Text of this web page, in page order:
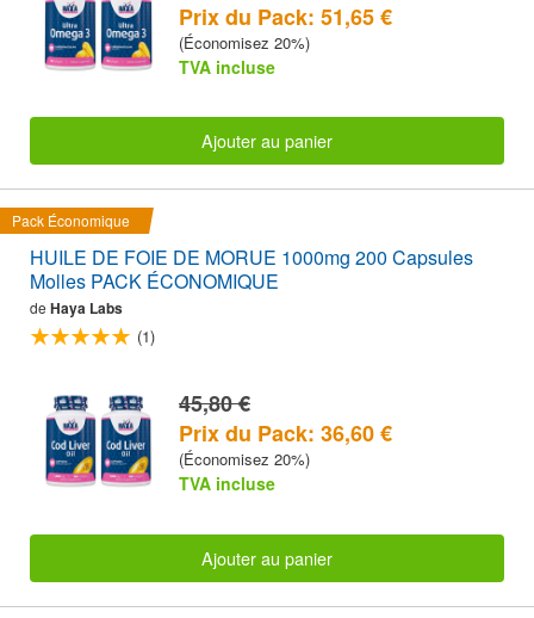
Prix du Pack: 51,65 €
(Économisez 20%)
TVA incluse
Ajouter au panier
Pack Économique
HUILE DE FOIE DE MORUE 1000mg 200 Capsules
Molles PACK ÉCONOMIQUE
de Haya Labs
(1)
45,80 €
Prix du Pack: 36,60 €
(Économisez 20%)
TVA incluse
Ajouter au panier